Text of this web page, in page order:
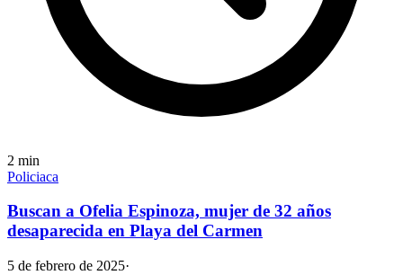
2 min
Policiaca
Buscan a Ofelia Espinoza, mujer de 32 años
desaparecida en Playa del Carmen
5 de febrero de 2025·